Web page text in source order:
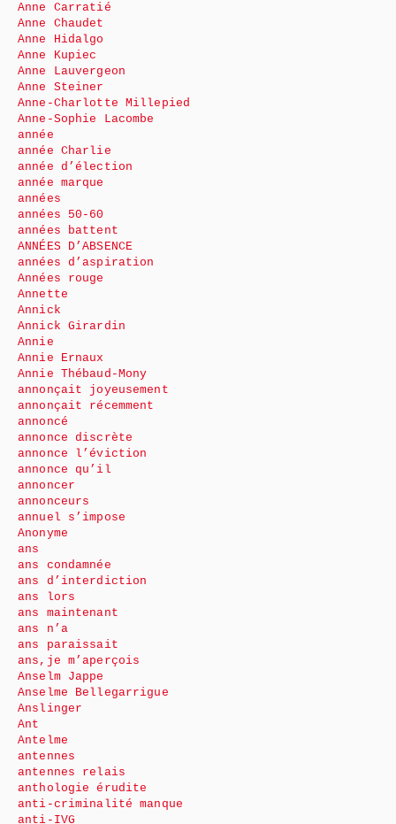
Anne Carratié
Anne Chaudet
Anne Hidalgo
Anne Kupiec
Anne Lauvergeon
Anne Steiner
Anne-Charlotte Millepied
Anne-Sophie Lacombe
année
année Charlie
année d’élection
année marque
années
années 50-60
années battent
ANNÉES D’ABSENCE
années d’aspiration
Années rouge
Annette
Annick
Annick Girardin
Annie
Annie Ernaux
Annie Thébaud-Mony
annonçait joyeusement
annonçait récemment
annoncé
annonce discrète
annonce l’éviction
annonce qu’il
annoncer
annonceurs
annuel s’impose
Anonyme
ans
ans condamnée
ans d’interdiction
ans lors
ans maintenant
ans n’a
ans paraissait
ans,je m’aperçois
Anselm Jappe
Anselme Bellegarrigue
Anslinger
Ant
Antelme
antennes
antennes relais
anthologie érudite
anti-criminalité manque
anti-IVG